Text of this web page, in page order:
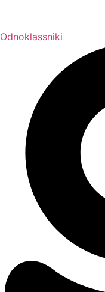
Odnoklassniki